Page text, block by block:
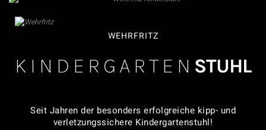
WEHRFRITZ
KINDERGARTEN STUHL
Seit Jahren der besonders erfolgreiche kipp- und
verletzungssichere Kindergartenstuhl!